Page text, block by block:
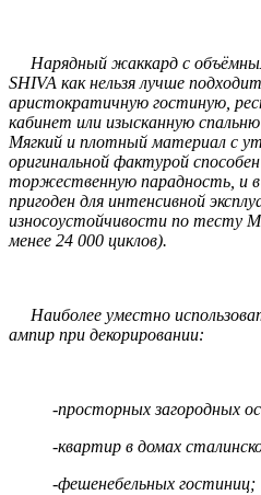
Нарядный жаккард с объёмным
SHIVA как нельзя лучше
аристократичную гостиную,
кабинет или изысканную
Мягкий и плотный материал с
оригинальной фактурой
торжественную парадность, и
пригоден для интенсивной
износоустойчивости по тесту
менее 24 000 циклов).
Наиболее уместно
ампир при декорировании:
-просторных загородных
-квартир в домах
-фешенебельных гостиниц;